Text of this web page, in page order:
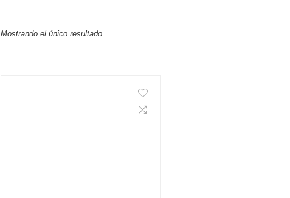
Mostrando el único resultado